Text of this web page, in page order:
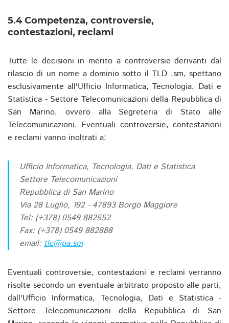
5.4 Competenza, controversie,
contestazioni, reclami
Tutte le decisioni in merito a controversie derivanti dal
rilascio di un nome a dominio sotto il TLD .sm, spettano
esclusivamente all'Ufficio Informatica, Tecnologia, Dati e
Statistica - Settore Telecomunicazioni della Repubblica di
San Marino, ovvero alla Segreteria di Stato alle
Telecomunicazioni. Eventuali controversie, contestazioni
e reclami vanno inoltrati a:
Ufficio Informatica, Tecnologia, Dati e Statistica
Settore Telecomunicazioni
Repubblica di San Marino
Via 28 Luglio, 192 - 47893 Borgo Maggiore
Tel: (+378) 0549 882552
Fax: (+378) 0549 882888
email: tlc@pa.sm
Eventuali controversie, contestazioni e reclami verranno
risolte secondo un eventuale arbitrato proposto alle parti,
dall'Ufficio Informatica, Tecnologia, Dati e Statistica -
Settore Telecomunicazioni della Repubblica di San